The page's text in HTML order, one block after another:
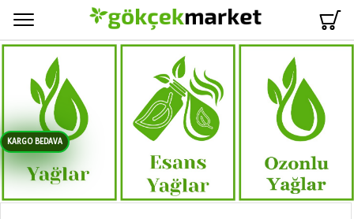
KARGO BEDAVA